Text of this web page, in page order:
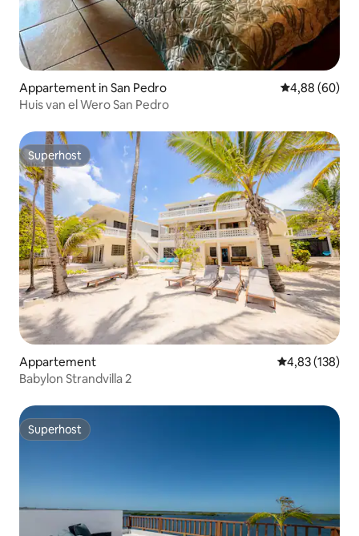
Appartement in San Pedro Gemiddelde
4,88 (60)
Huis van el Wero San Pedro
Superhost
Superhost
Appartement Gemiddelde
4,83 (138)
Babylon Strandvilla 2
Superhost
Superhost